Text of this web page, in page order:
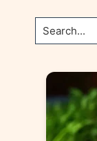
Search...